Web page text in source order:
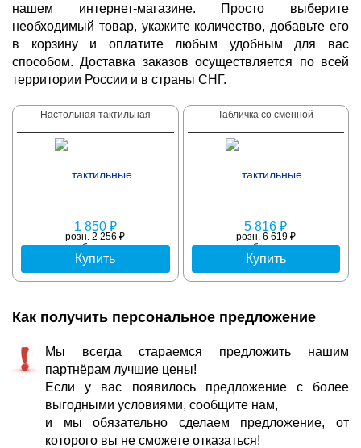
нашем интернет-магазине. Просто выберите
необходимый товар, укажите количество, добавьте его
в корзину и оплатите любым удобным для вас
способом. Доставка заказов осуществляется по всей
территории России и в страны СНГ.
Настольная тактильная
1 850 ₽
розн. 2 256 ₽
Купить
Табличка со сменной
5 816 ₽
розн. 6 619 ₽
Купить
Как получить персональное предложение
Мы всегда стараемся предложить нашим
партнёрам лучшие цены!
Если у вас появилось предложение с более
выгодными условиями, сообщите нам,
и мы обязательно сделаем предложение, от
которого вы не сможете отказаться!